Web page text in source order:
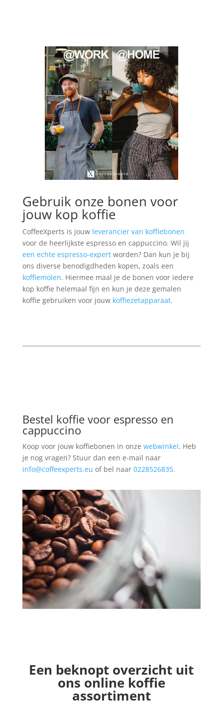
Gebruik onze bonen voor
jouw kop koffie
CoffeeXperts is jouw leverancier van koffiebonen
voor de heerlijkste espresso en cappuccino. Wil jij
een echte espresso-expertworden? Dan kun je bij
ons diverse benodigdheden kopen, zoals een
koffiemolen. Hiermee maal je de bonen voor iedere
kop koffie helemaal fijn en kun je deze gemalen
koffie gebruiken voor jouw koffiezetapparaat.
Bestel koffie voor espresso en
cappuccino
Koop voor jouw koffiebonen in onze webwinkel. Heb
je nog vragen? Stuur dan een e-mail naar
info@coffeexperts.eu of bel naar 0228526835.
Een beknopt overzicht uit
ons online koffie
assortiment